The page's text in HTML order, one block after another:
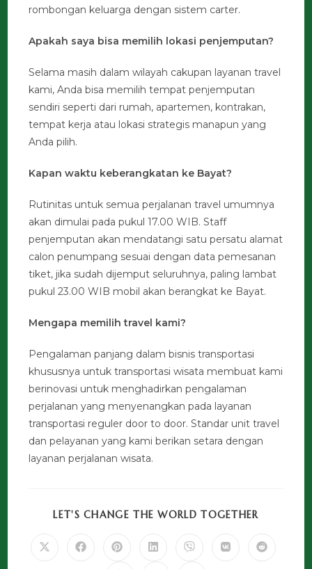
rombongan keluarga dengan sistem carter.
Apakah saya bisa memilih lokasi penjemputan?
Selama masih dalam wilayah cakupan layanan travel
kami, Anda bisa memilih tempat penjemputan
sendiri seperti dari rumah, apartemen, kontrakan,
tempat kerja atau lokasi strategis manapun yang
Anda pilih.
Kapan waktu keberangkatan ke Bayat?
Rutinitas untuk semua perjalanan travel umumnya
akan dimulai pada pukul 17.00 WIB. Staff
penjemputan akan mendatangi satu persatu alamat
calon penumpang sesuai dengan data pemesanan
tiket, jika sudah dijemput seluruhnya, paling lambat
pukul 23.00 WIB mobil akan berangkat ke Bayat.
Mengapa memilih travel kami?
Pengalaman panjang dalam bisnis transportasi
khususnya untuk transportasi wisata membuat kami
berinovasi untuk menghadirkan pengalaman
perjalanan yang menyenangkan pada layanan
transportasi reguler door to door. Standar unit travel
dan pelayanan yang kami berikan setara dengan
layanan perjalanan wisata.
LET'S CHANGE THE WORLD TOGETHER